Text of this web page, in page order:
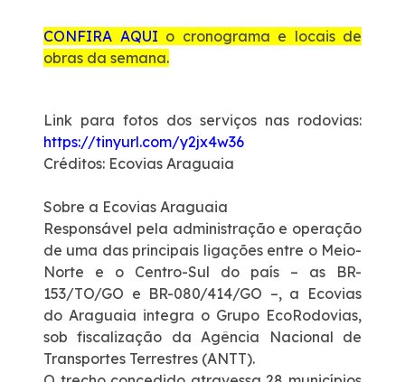
CONFIRA AQUI o cronograma e locais de
obras da semana.
Link para fotos dos serviços nas rodovias:
https://tinyurl.com/y2jx4w36
Créditos: Ecovias Araguaia
Sobre a Ecovias Araguaia
Responsável pela administração e operação
de uma das principais ligações entre o Meio-
Norte e o Centro-Sul do país – as BR-
153/TO/GO e BR-080/414/GO –, a Ecovias
do Araguaia integra o Grupo EcoRodovias,
sob fiscalização da Agência Nacional de
Transportes Terrestres (ANTT).